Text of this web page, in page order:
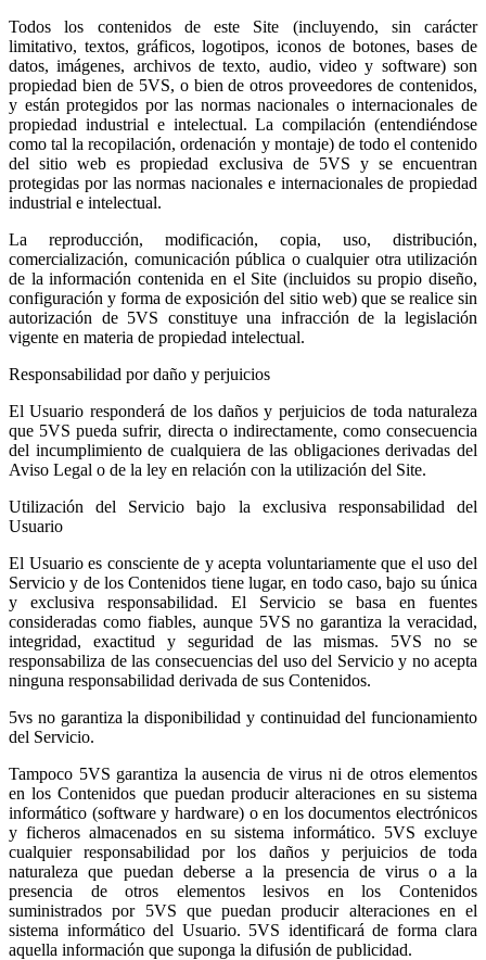
Todos los contenidos de este Site (incluyendo, sin carácter
limitativo, textos, gráficos, logotipos, iconos de botones, bases de
datos, imágenes, archivos de texto, audio, video y software) son
propiedad bien de 5VS, o bien de otros proveedores de contenidos,
y están protegidos por las normas nacionales o internacionales de
propiedad industrial e intelectual. La compilación (entendiéndose
como tal la recopilación, ordenación y montaje) de todo el contenido
del sitio web es propiedad exclusiva de 5VS y se encuentran
protegidas por las normas nacionales e internacionales de propiedad
industrial e intelectual.
La reproducción, modificación, copia, uso, distribución,
comercialización, comunicación pública o cualquier otra utilización
de la información contenida en el Site (incluidos su propio diseño,
configuración y forma de exposición del sitio web) que se realice sin
autorización de 5VS constituye una infracción de la legislación
vigente en materia de propiedad intelectual.
Responsabilidad por daño y perjuicios
El Usuario responderá de los daños y perjuicios de toda naturaleza
que 5VS pueda sufrir, directa o indirectamente, como consecuencia
del incumplimiento de cualquiera de las obligaciones derivadas del
Aviso Legal o de la ley en relación con la utilización del Site.
Utilización del Servicio bajo la exclusiva responsabilidad del
Usuario
El Usuario es consciente de y acepta voluntariamente que el uso del
Servicio y de los Contenidos tiene lugar, en todo caso, bajo su única
y exclusiva responsabilidad. El Servicio se basa en fuentes
consideradas como fiables, aunque 5VS no garantiza la veracidad,
integridad, exactitud y seguridad de las mismas. 5VS no se
responsabiliza de las consecuencias del uso del Servicio y no acepta
ninguna responsabilidad derivada de sus Contenidos.
5vs no garantiza la disponibilidad y continuidad del funcionamiento
del Servicio.
Tampoco 5VS garantiza la ausencia de virus ni de otros elementos
en los Contenidos que puedan producir alteraciones en su sistema
informático (software y hardware) o en los documentos electrónicos
y ficheros almacenados en su sistema informático. 5VS excluye
cualquier responsabilidad por los daños y perjuicios de toda
naturaleza que puedan deberse a la presencia de virus o a la
presencia de otros elementos lesivos en los Contenidos
suministrados por 5VS que puedan producir alteraciones en el
sistema informático del Usuario. 5VS identificará de forma clara
aquella información que suponga la difusión de publicidad.